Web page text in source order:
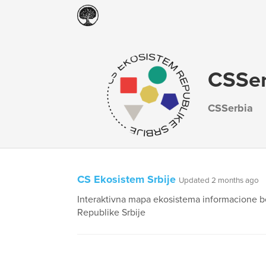
CSSerbia
CS Ekosistem Srbije Updated 2 months ago
Interaktivna mapa ekosistema informacione
Republike Srbije